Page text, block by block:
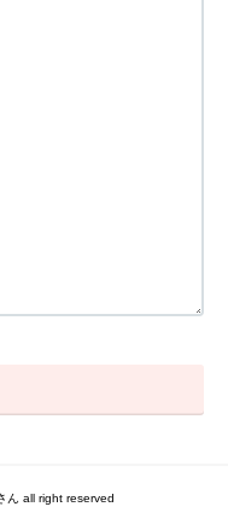
ん all right reserved